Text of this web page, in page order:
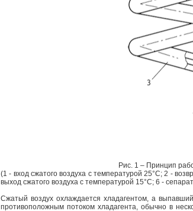
Рис. 1 – Принцип
(1 - вход сжатого воздуха с температурой 25°С;2 -
выход сжатого воздуха с температурой 15°С; 6 -
Сжатый воздух охлаждается хладагентом, а
противоположным потоком хладагента, обычно в